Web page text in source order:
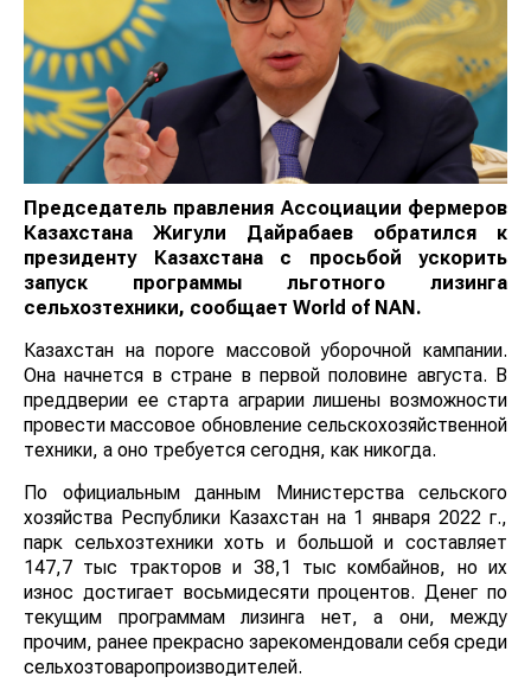
Председатель правления Ассоциации фермеров
Казахстана Жигули Дайрабаев обратился к
президенту Казахстана с просьбой ускорить
запуск программы льготного лизинга
сельхозтехники, сообщает World of NAN.
Казахстан на пороге массовой уборочной кампании.
Она начнется в стране в первой половине августа. В
преддверии ее старта аграрии лишены возможности
провести массовое обновление сельскохозяйственной
техники, а оно требуется сегодня, как никогда.
По официальным данным Министерства сельского
хозяйства Республики Казахстан на 1 января 2022 г.,
парк сельхозтехники хоть и большой и составляет
147,7 тыс тракторов и 38,1 тыс комбайнов, но их
износ достигает восьмидесяти процентов. Денег по
текущим программам лизинга нет, а они, между
прочим, ранее прекрасно зарекомендовали себя среди
сельхозтоваропроизводителей.